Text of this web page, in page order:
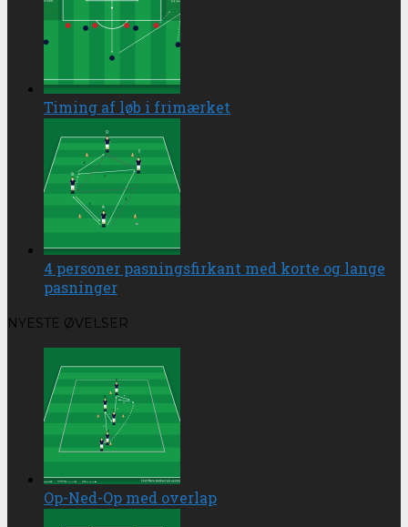
Timing af løb i frimærket
4 personer pasningsfirkant med korte og lange
pasninger
NYESTE ØVELSER
Op-Ned-Op med overlap